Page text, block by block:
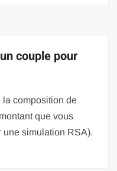
couple pour
la composition de
que vous
une simulation RSA).